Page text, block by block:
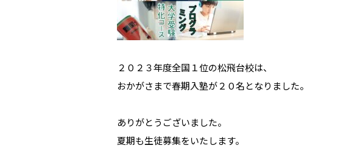
２０２３年度全国１位の松飛台校は、
おかがさまで春期入塾が２０名となりました。
ありがとうございました。
夏期も生徒募集をいたします。